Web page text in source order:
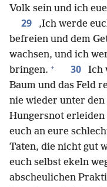
Volk sein und ich
29
‚Ich werde
befreien und dem
wachsen, und ich
bringen. + 30
Ich
Baum und das Feld
nie wieder unter
Hungersnot erleiden
euch an eure
Taten, die nicht gut
euch selbst ekeln
abscheulichen